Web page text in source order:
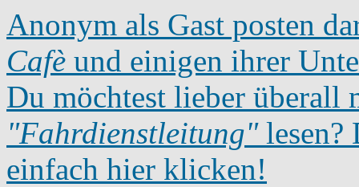
Anonym als Gast posten
Cafè und einigen ihrer
Du möchtest lieber überall
"Fahrdienstleitung"lesen?
einfach hier klicken!